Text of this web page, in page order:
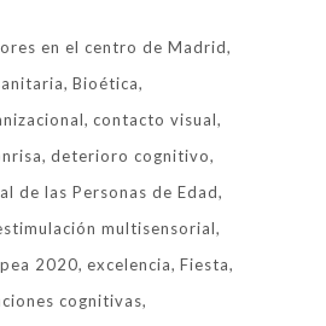
en el centro de Madrid
Bioética
contacto visual
deterioro cognitivo
de las Personas de Edad
multisensorial
2020 excelencia Fiesta
cognitivas